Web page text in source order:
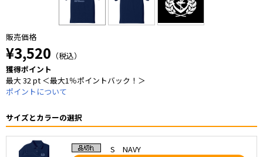
販売価格
¥3,520 （税込）
獲得ポイント
最大 32 pt ＜最大1％ポイントバック！＞
ポイントについて
サイズとカラーの選択
S NAVY